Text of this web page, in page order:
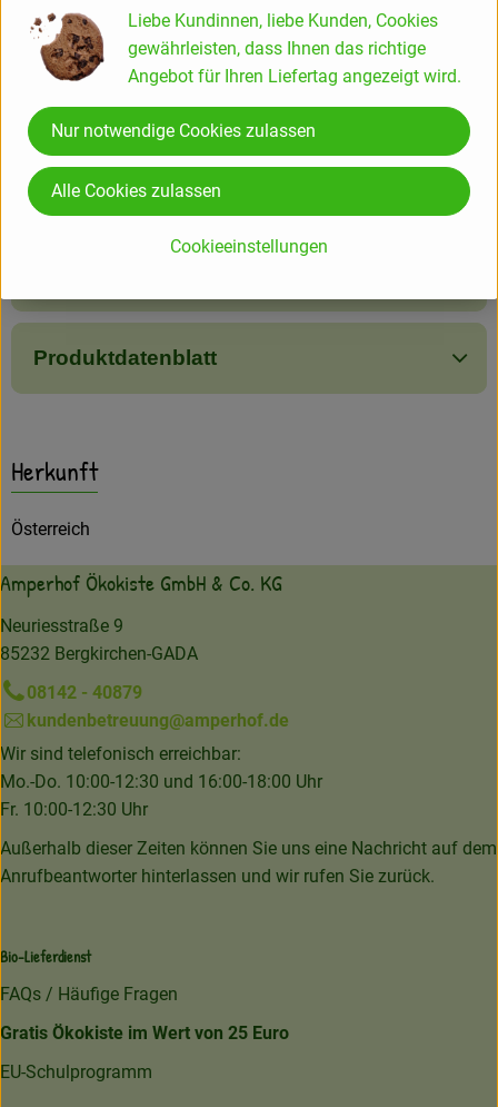
Info
Körniger Bio-Frischkäse mit 20% Fett i.Tr.
Produktinformationen
Produktdatenblatt
Herkunft
Österreich
Amperhof Ökokiste GmbH & Co. KG
Neuriesstraße 9
85232 Bergkirchen-GADA
08142 - 40879
kundenbetreuung@amperhof.de
Wir sind telefonisch erreichbar:
Mo.-Do. 10:00-12:30 und 16:00-18:00 Uhr
Fr. 10:00-12:30 Uhr
Außerhalb dieser Zeiten können Sie uns eine Nachricht auf dem
Anrufbeantworter hinterlassen und wir rufen Sie zurück.
Bio-Lieferdienst
FAQs / Häufige Fragen
Gratis Ökokiste im Wert von 25 Euro
EU-Schulprogramm
Liebe Kundinnen, liebe Kunden, Cookies
gewährleisten, dass Ihnen das richtige
Angebot für Ihren Liefertag angezeigt wird.
Cookieeinstellungen
Nur notwendige Cookies zulassen
Alle Cookies zulassen